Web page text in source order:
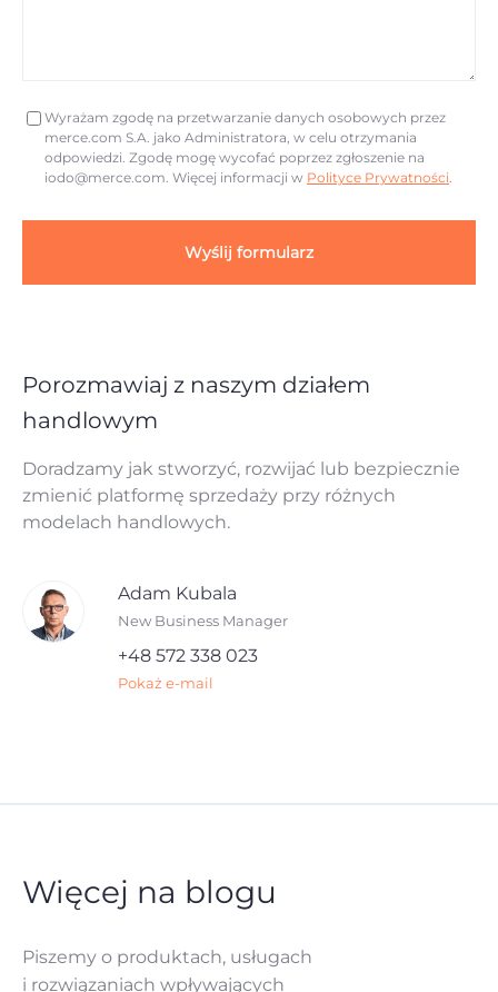
Wyrażam zgodę na przetwarzanie danych osobowych przez
merce.com S.A. jako Administratora, w celu otrzymania
odpowiedzi. Zgodę mogę wycofać poprzez zgłoszenie na
iodo@merce.com. Więcej informacji w Polityce Prywatności.
Wyślij formularz
Porozmawiaj z naszym działem
handlowym
Doradzamy jak stworzyć, rozwijać lub bezpiecznie
zmienić platformę sprzedaży przy różnych
modelach handlowych.
Adam Kubala
New Business Manager
+48 572 338 023
Pokaż e-mail
Więcej na blogu
Piszemy o produktach, usługach
i rozwiązaniach wpływających